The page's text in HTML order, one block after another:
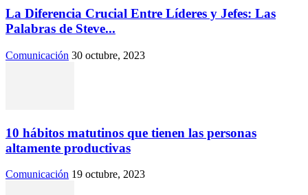
La Diferencia Crucial Entre Líderes y Jefes: Las
Palabras de Steve...
Comunicación 30 octubre, 2023
10 hábitos matutinos que tienen las personas
altamente productivas
Comunicación 19 octubre, 2023